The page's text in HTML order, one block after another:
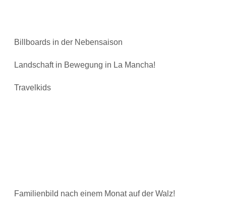
Billboards in der Nebensaison
Landschaft in Bewegung in La Mancha!
Travelkids
Familienbild nach einem Monat auf der Walz!